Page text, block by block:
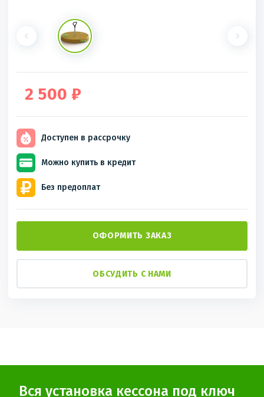
2 500 ₽
Доступен в рассрочку
Можно купить в кредит
Без предоплат
ОФОРМИТЬ ЗАКАЗ
ОБСУДИТЬ С НАМИ
Вся установка кессона под ключ